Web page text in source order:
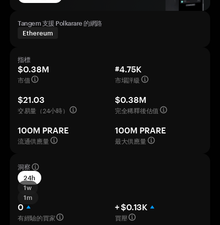
Tangem 支援 Polkarare 的網路
Ethereum
指標
$0.38M
市值
#4.75K
市場評級
$21.03
交易量（24小時）
$0.38M
完全稀釋後估值
100M PRARE
流通供應量
100M PRARE
最大供應量
洞察
24h
1w
1m
0
有經驗的買家
+ $0.13K
買壓